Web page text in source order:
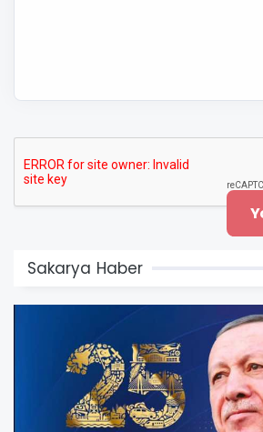
Sakarya Haber